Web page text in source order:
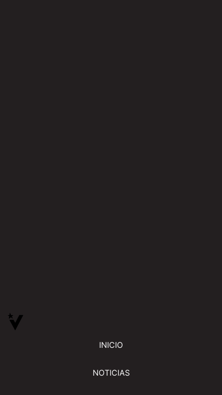
INICIO
NOTICIAS